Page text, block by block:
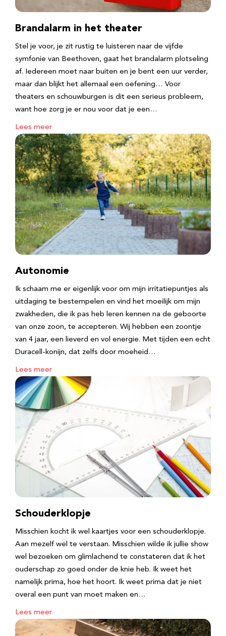
Brandalarm in het theater
Stel je voor, je zit rustig te luisteren naar de vijfde
symfonie van Beethoven, gaat het brandalarm plotseling
af. Iedereen moet naar buiten en je bent een uur verder,
maar dan blijkt het allemaal een oefening… Voor
theaters en schouwburgen is dit een serieus probleem,
want hoe zorg je er nou voor dat je een…
Lees meer
Autonomie
Ik schaam me er eigenlijk voor om mijn irritatiepuntjes als
uitdaging te bestempelen en vind het moeilijk om mijn
zwakheden, die ik pas heb leren kennen na de geboorte
van onze zoon, te accepteren. Wij hebben een zoontje
van 4 jaar, een lieverd en vol energie. Met tijden een echt
Duracell-konijn, dat zelfs door moeheid…
Lees meer
Schouderklopje
Misschien kocht ik wel kaartjes voor een schouderklopje.
Aan mezelf wel te verstaan. Misschien wilde ik jullie show
wel bezoeken om glimlachend te constateren dat ik het
ouderschap zo goed onder de knie heb. Ik weet het
namelijk prima, hoe het hoort. Ik weet prima dat je niet
overal een punt van moet maken en…
Lees meer